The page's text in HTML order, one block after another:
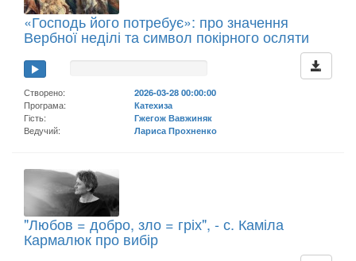
«Господь його потребує»: про значення
Вербної неділі та символ покірного осляти
Створено:
2026-03-28 00:00:00
Програма:
Катехиза
Гість:
Гжегож Вавжиняк
Ведучий:
Лариса Прохненко
"Любов = добро, зло = гріх", - с. Каміла
Кармалюк про вибір